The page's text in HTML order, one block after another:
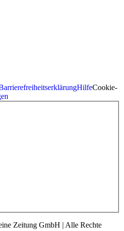
HilfeCookie-
Zeitung GmbH | Alle Rechte